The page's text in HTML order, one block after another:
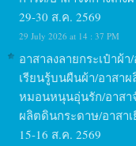
29-30 ส.ค. 2569
29 July 2026 at 14 : 37 PM
อาสาลงลายกระเป๋าผ้
เรียนรู้บนผืนผ้า/อาสา
หมอนหนุนอุ่นรัก/อาสา
ผลิตดินกระดาษ/อาสา
15-16 ส.ค. 2569